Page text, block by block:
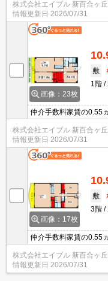
満で解約の場合は、家
株式会社エイブル 新百合ヶ
情報更新日 2026/07/31
画像：23枚
敷
1階
仲介手数料家賃の0.55
スあり。TVモニター付
き。2年未満の解約時
株式会社エイブル 新百合ヶ
情報更新日 2026/07/31
画像：17枚
敷
3階
仲介手数料家賃の0.55
クスあり。違約金(12
月)。敷地内、全面禁煙
株式会社エイブル 新百合ヶ
情報更新日 2026/07/31